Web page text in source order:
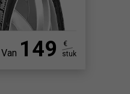
Van 149
€
stuk